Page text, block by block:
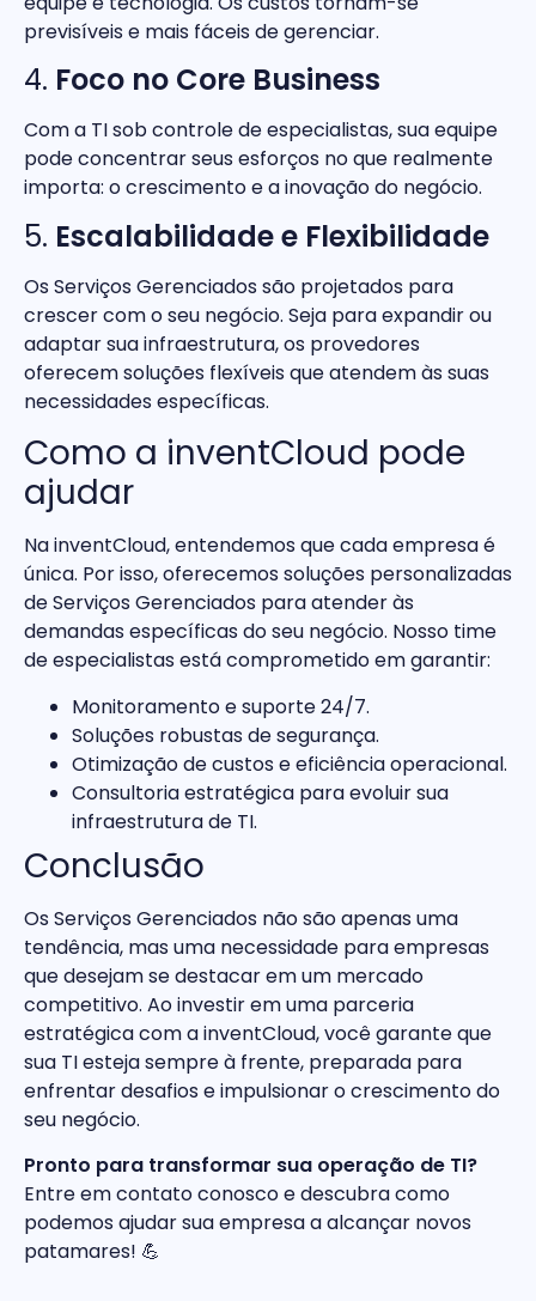
previsíveis e mais fáceis de gerenciar.
4. Foco no Core Business
Com a TI sob controle de especialistas, sua equipe
pode concentrar seus esforços no que realmente
importa: o crescimento e a inovação do negócio.
5. Escalabilidade e Flexibilidade
Os Serviços Gerenciados são projetados para
crescer com o seu negócio. Seja para expandir ou
adaptar sua infraestrutura, os provedores
oferecem soluções flexíveis que atendem às suas
necessidades específicas.
Como a inventCloud pode
ajudar
Na inventCloud, entendemos que cada empresa é
única. Por isso, oferecemos soluções personalizadas
de Serviços Gerenciados para atender às
demandas específicas do seu negócio. Nosso time
de especialistas está comprometido em garantir:
Monitoramento e suporte 24/7.
Soluções robustas de segurança.
Otimização de custos e eficiência operacional.
Consultoria estratégica para evoluir sua
infraestrutura de TI.
Conclusão
Os Serviços Gerenciados não são apenas uma
tendência, mas uma necessidade para empresas
que desejam se destacar em um mercado
competitivo. Ao investir em uma parceria
estratégica com a inventCloud, você garante que
sua TI esteja sempre à frente, preparada para
enfrentar desafios e impulsionar o crescimento do
seu negócio.
Pronto para transformar sua operação de TI?
Entre em contato conosco e descubra como
podemos ajudar sua empresa a alcançar novos
patamares! 💪